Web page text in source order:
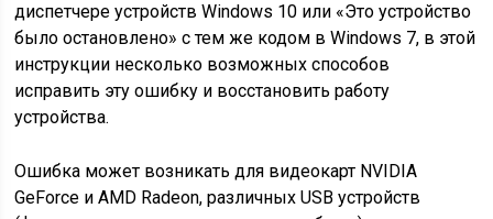
диспетчере устройств Windows 10 или «Это устройство
было остановлено» с тем же кодом в Windows 7, в этой
инструкции несколько возможных способов
исправить эту ошибку и восстановить работу
устройства.
Ошибка может возникать для видеокарт NVIDIA
GeForce и AMD Radeon, различных USB устройств